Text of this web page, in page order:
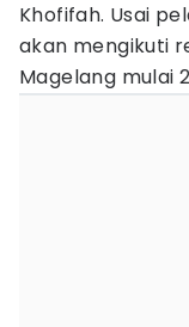
Khofifah. Usai
akan mengikuti
Magelang mulai